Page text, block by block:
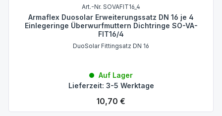
Art.-Nr. SOVAFIT16_4
Armaflex Duosolar Erweiterungssatz DN 16 je 4
Einlegeringe Überwurfmuttern Dichtringe SO-VA-
FIT16/4
DuoSolar Fittingsatz DN 16
Auf Lager
Lieferzeit: 3-5 Werktage
Regulärer Preis:
10,70 €